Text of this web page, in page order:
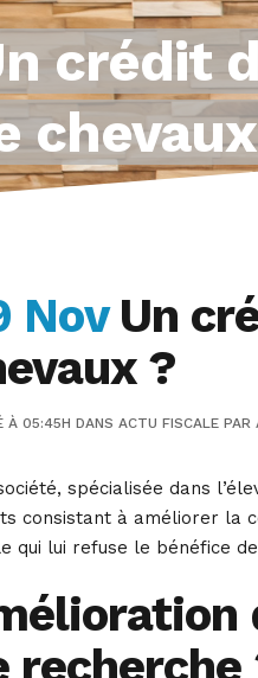
crédit
NovUn
?
À 05:45H DANS ACTU FISCALE PAR
spécialisée dans
consistant à améliorer la
qui lui refuse le bénéfice
recherche